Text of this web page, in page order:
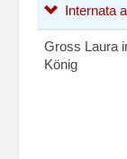
Internata
Gross Laura
König